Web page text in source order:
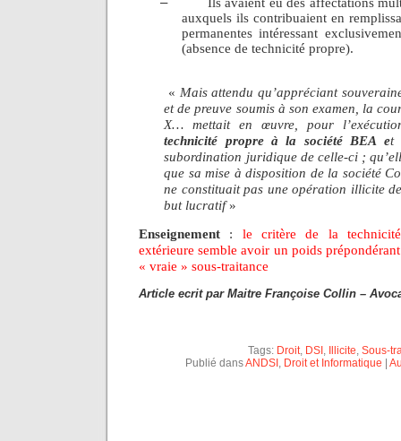
auxquels ils contribuaient en
permanentes intéressant
(absence de technicité propre).
« Mais attendu qu’appréciant
et de preuve soumis à son examen, la
X… mettait en œuvre, pour
technicité propre à la société BEA et
subordination juridique de celle-ci ;
que sa mise à disposition de la société
ne constituait pas une opération illicite
but lucratif»
Enseignement : le critère de la
extérieure semble avoir un poids
« vraie » sous-traitance
Article ecrit par Maitre Françoise Collin –
Tags: Droit, DSI , Illicite, Sous-
Publié dansANDSI , Droit et Informatique